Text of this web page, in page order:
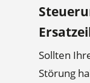
Sollten
Störung